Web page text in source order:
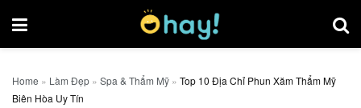
Home » Làm Đẹp » Spa & Thẩm Mỹ » Top 10 Địa Chỉ Phun Xăm Thẩm Mỹ
Biên Hòa Uy Tín